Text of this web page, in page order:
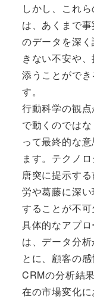
しかし、これ
は、あくまで
のデータを深
きない不安や
添うことがで
す。
行動科学の観
で動くのでは
って最終的な
ます。テクノ
唐突に提示す
労や葛藤に深
することが不可
具体的なアプ
は、データ分
とに、顧客の
CRMの分析結
在の市場変化